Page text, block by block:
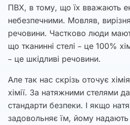
ПВХ, в тому, що їх вважають
небезпечними. Мовляв,
речовини. Частково люди
що тканинні стелі – це 100%
– це шкідливі речовини.
Але так нас скрізь оточує
хімії. За натяжними стелями
стандарти безпеки. І якщо
задовольняє їм, йому надають